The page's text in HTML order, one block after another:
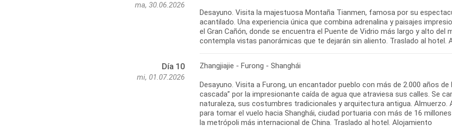
ma, 30.06.2026
Desayuno. Visita la majestuosa Montaña Tianmen, famosa por su
acantilado. Una experiencia única que combina adrenalina y paisajes
el Gran Cañón, donde se encuentra el Puente de Vidrio más largo y alto del
Día 10
mi, 01.07.2026
Zhangjiajie - Furong - Shanghái
Desayuno. Visita a Furong, un encantador pueblo con más de 2.000 años
cascada” por la impresionante caída de agua que atraviesa sus calles. Se
naturaleza, sus costumbres tradicionales y arquitectura antigua. Almuerzo.
para tomar el vuelo hacia Shanghái, ciudad portuaria con más de 16
la metrópoli más internacional de China. Traslado al hotel. Alojamiento